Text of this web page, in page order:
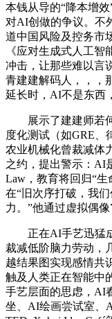
本钱从导的“降本增
对AI创做的争议。不
道中国风险及控务市
《应对生成式人工
冲击，让那些难以言
青建建解码人，，，
延长时，AI不是东西
展示了建建师若何
度化测试（如GRE、
农业机械化曾裁减体
之约，提出警示：AI
Law，教育将回归“
在“旧次序打破，我
力。”他通过虚拟偶像
正在AI手艺迅猛
裁减低阶脑力劳动，
越结果图实现感情共
触及人类正在智能中
手艺层面的思虑，AI
坐、AI绘画尝试室、